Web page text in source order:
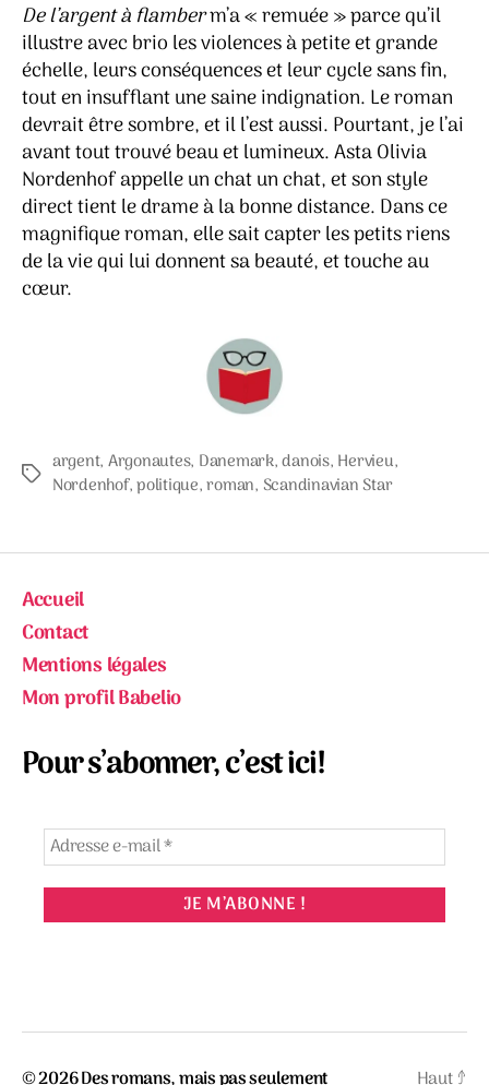
De l’argent à flamberm’a « remuée » parce qu’il
illustre avec brio les violences à petite et grande
échelle, leurs conséquences et leur cycle sans fin,
tout en insufflant une saine indignation. Le roman
devrait être sombre, et il l’est aussi. Pourtant, je l’ai
avant tout trouvé beau et lumineux. Asta Olivia
Nordenhof appelle un chat un chat, et son style
direct tient le drame à la bonne distance. Dans ce
magnifique roman, elle sait capter les petits riens
de la vie qui lui donnent sa beauté, et touche au
cœur.
Étiquettes
argent, Argonautes, Danemark,danois, Hervieu,
Nordenhof,politique,roman, Scandinavian Star
Accueil
Contact
Mentions légales
Mon profil Babelio
Pour s’abonner, c’est ici!